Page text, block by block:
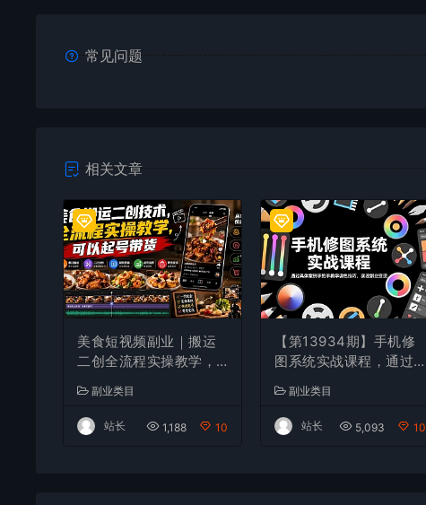
常见问题
相关文章
美食短视频副业｜搬运
二创全流程实操教学，
账号起号与带货实操方
法
副业类目
站长 1,188 10
【第13934期】手机修
图系统实战课程，通过
色技巧，实现副业变现
副业类目
站长 5,093 10